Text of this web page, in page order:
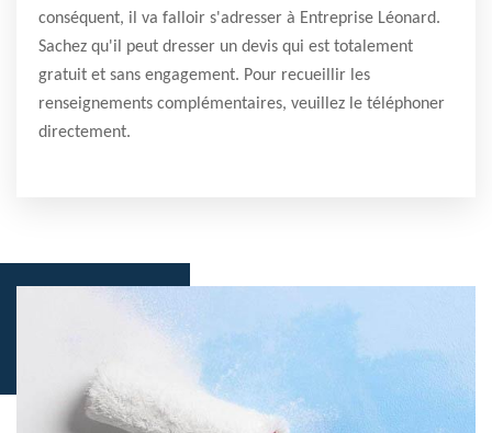
conséquent, il va falloir s'adresser à Entreprise Léonard.
Sachez qu'il peut dresser un devis qui est totalement
gratuit et sans engagement. Pour recueillir les
renseignements complémentaires, veuillez le téléphoner
directement.